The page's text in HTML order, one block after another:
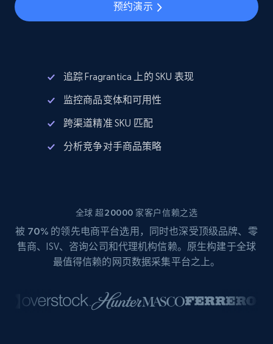
预约演示
追踪 Fragrantica 上的 SKU 表现
监控商品变体和可用性
跨渠道精准 SKU 匹配
分析竞争对手商品策略
全球 超20000 家客户信赖之选
被 70% 的领先电商平台选用，同时也深受顶级品牌、零
售商、ISV、咨询公司和代理机构信赖。原生构建于全球
最值得信赖的网页数据采集平台之上。